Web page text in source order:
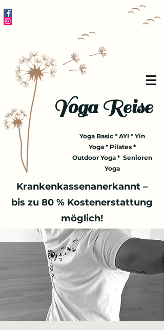
Yoga Reise
Yoga Basic * AYI * Yin
Yoga * Pilates *
Outdoor Yoga * Senioren
Yoga
Krankenkassenanerkannt –
bis zu 80 % Kostenerstattung
möglich!